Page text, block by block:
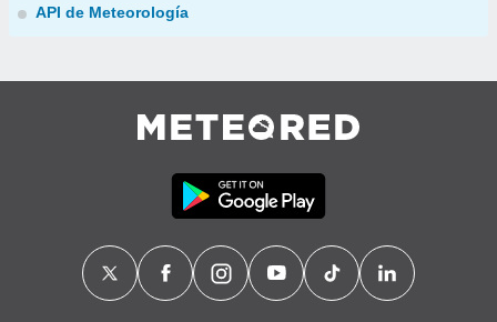
API de Meteorología